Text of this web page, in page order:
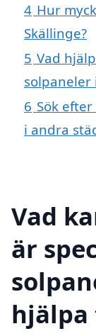
4 Hur
Skällinge?
5 Vad
solpaneler
6 Sök
i andra
Vad
är
hjälpa